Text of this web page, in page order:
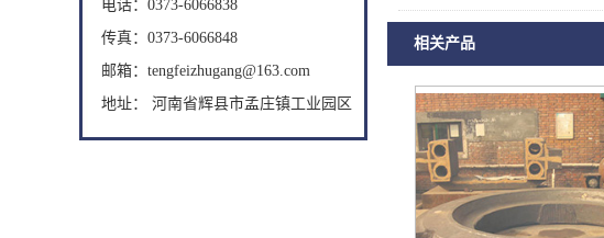
电话：0373-6066838
传真：0373-6066848
邮箱：tengfeizhugang@163.com
地址： 河南省辉县市孟庄镇工业园区
相关产品